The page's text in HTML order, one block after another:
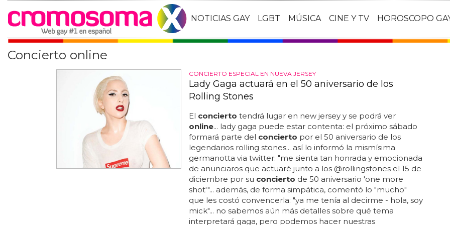
NOTICIAS GAY LGBT MÚSICA CINE Y TV HOROSCOPO
Concierto online
CONCIERTO ESPECIAL EN NUEVA JERSEY
Lady Gaga actuará en el 50 aniversario de los
Rolling Stones
El concierto tendrá lugar en new jersey y se podrá ver
online... lady gaga puede estar contenta: el próximo sábado
formará parte del concierto por el 50 aniversario de los
legendarios rolling stones... así lo informó la mismísima
germanotta via twitter: "me sienta tan honrada y emocionada
de anunciaros que actuaré junto a los @rollingstones el 15 de
diciembre por su concierto de 50 aniversario 'one more
shot'"... además, de forma simpática, comentó lo "mucho"
que les costó convencerla: "ya me tenía al decirme - hola, soy
mick"... no sabemos aún más detalles sobre qué tema
interpretará gaga, pero podemos hacer nuestras